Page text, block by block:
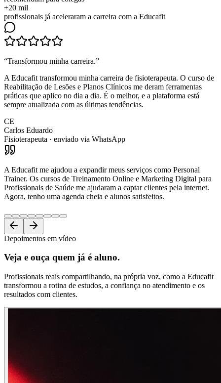
+20 mil
profissionais já aceleraram a carreira com a Educafit
“Transformou minha carreira.”
A Educafit transformou minha carreira de fisioterapeuta. O curso de
Reabilitação de Lesões e Planos Clínicos me deram ferramentas
práticas que aplico no dia a dia. É o melhor, e a plataforma está
sempre atualizada com as últimas tendências.
CE
Carlos Eduardo
Fisioterapeuta · enviado via WhatsApp
A Educafit me ajudou a expandir meus serviços como Personal
Trainer. Os cursos de Treinamento Online e Marketing Digital para
Profissionais de Saúde me ajudaram a captar clientes pela internet.
Agora, tenho uma agenda cheia e alunos satisfeitos.
Depoimentos em vídeo
Veja e ouça quem já é aluno.
Profissionais reais compartilhando, na própria voz, como a Educafit
transformou a rotina de estudos, a confiança no atendimento e os
resultados com clientes.